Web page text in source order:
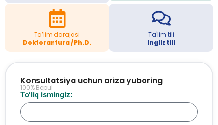
Ta’lim darajasi
Doktorantura / Ph.D.
Ta'lim tili
Ingliz tili
To‘liq ismingiz:
Konsultatsiya uchun ariza yuboring
100% Bepul